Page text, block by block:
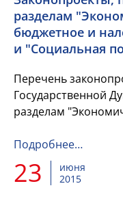
разделам
бюджетное и
и "Социальная
Перечень
Государственной
разделам
политика", с
Подробнее…
23
июня
2015